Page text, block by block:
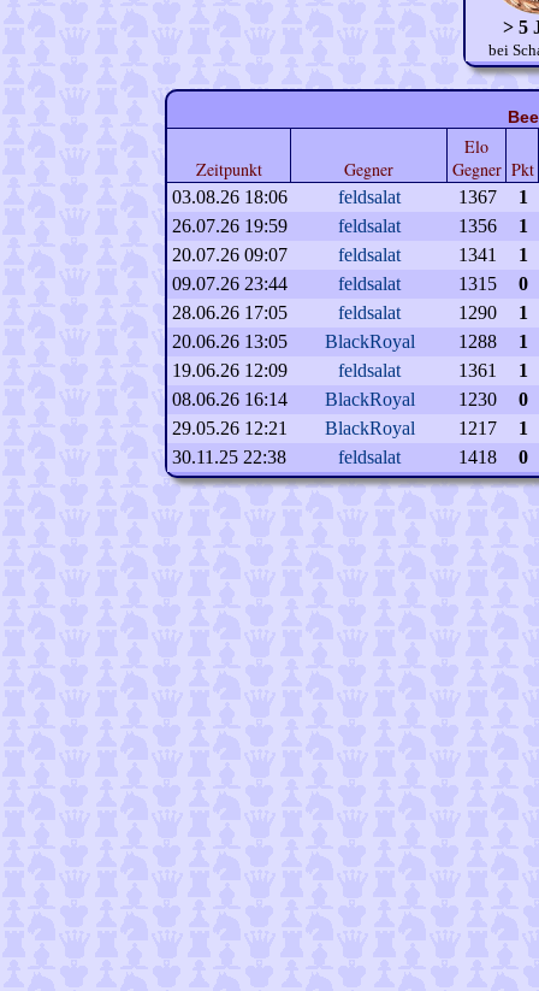
> 5
bei
Zeitpunkt Gegner
Elo
Gegner Pkt
03.08.26 18:06 feldsalat 1367
1
26.07.26 19:59
feldsalat 1356
1
20.07.26 09:07
feldsalat 1341
1
09.07.26 23:44
feldsalat 1315
0
28.06.26 17:05
feldsalat 1290
1
20.06.26 13:05
BlackRoyal 1288
1
19.06.26 12:09
feldsalat 1361
1
08.06.26 16:14
BlackRoyal 1230
0
29.05.26 12:21
BlackRoyal 1217
1
30.11.25 22:38
feldsalat 1418 0